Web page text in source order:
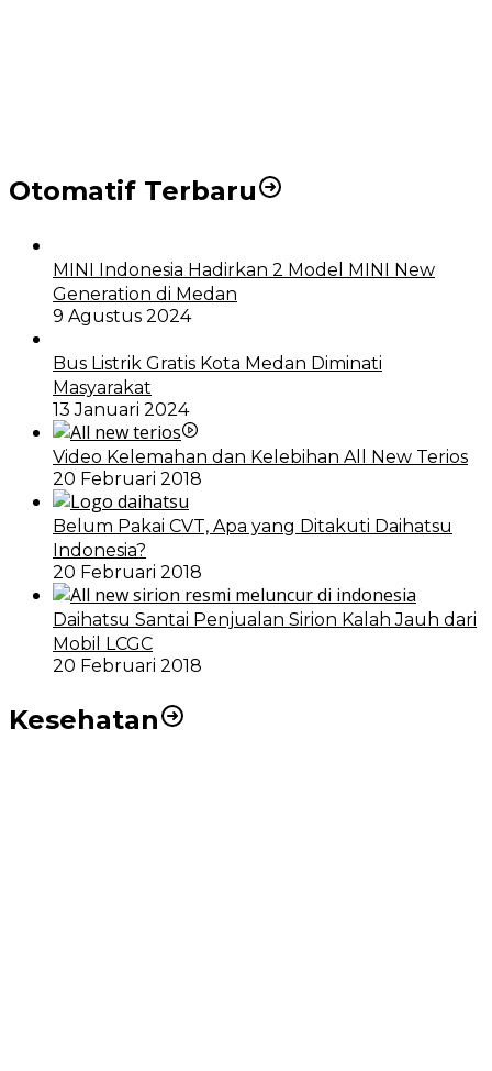
Otomatif Terbaru
MINI Indonesia Hadirkan 2 Model MINI New
Generation di Medan
9 Agustus 2024
Bus Listrik Gratis Kota Medan Diminati
Masyarakat
13 Januari 2024
Video Kelemahan dan Kelebihan All New Terios
20 Februari 2018
Belum Pakai CVT, Apa yang Ditakuti Daihatsu
Indonesia?
20 Februari 2018
Daihatsu Santai Penjualan Sirion Kalah Jauh dari
Mobil LCGC
20 Februari 2018
Kesehatan